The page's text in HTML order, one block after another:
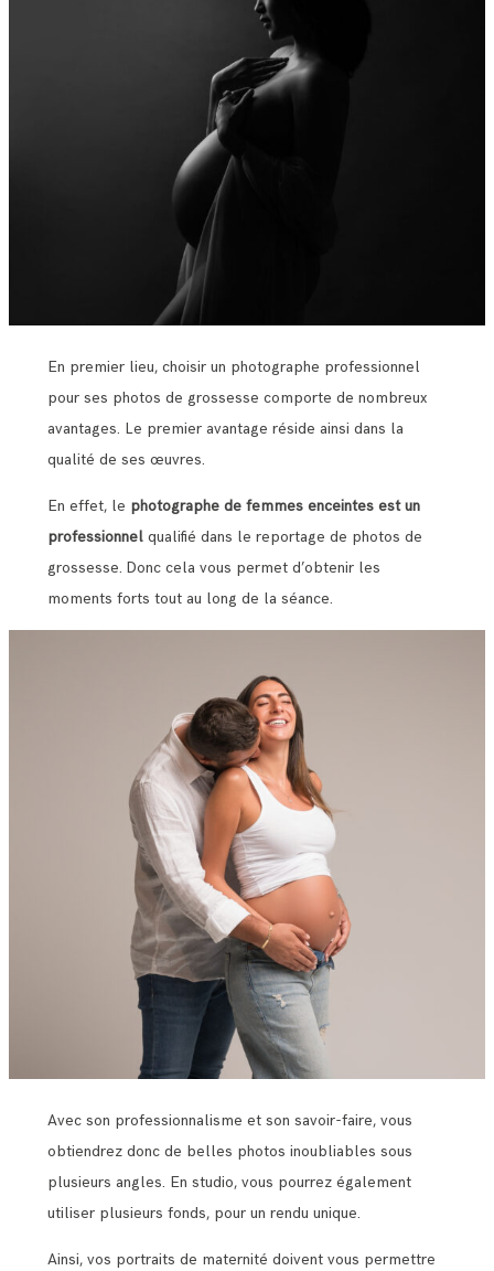
En premier lieu, choisir un photographe professionnel
pour ses photos de grossesse comporte de nombreux
avantages. Le premier avantage réside ainsi dans la
qualité de ses œuvres.
En effet, le photographe de femmes enceintes est un
professionnelqualifié dans le reportage de photos de
grossesse. Donc cela vous permet d’obtenir les
moments forts tout au long de la séance.
Avec son professionnalisme et son savoir-faire, vous
obtiendrez donc de belles photos inoubliables sous
plusieurs angles. En studio, vous pourrez également
utiliser plusieurs fonds, pour un rendu unique.
Ainsi, vos portraits de maternité doivent vous permettre